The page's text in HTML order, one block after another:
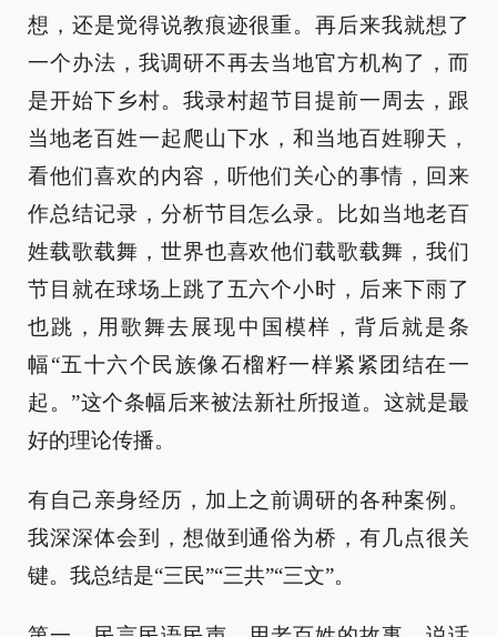
想，还是觉得说教痕迹很重。再后来我就想了
一个办法，我调研不再去当地官方机构了，而
是开始下乡村。我录村超节目提前一周去，跟
当地老百姓一起爬山下水，和当地百姓聊天，
看他们喜欢的内容，听他们关心的事情，回来
作总结记录，分析节目怎么录。比如当地老百
姓载歌载舞，世界也喜欢他们载歌载舞，我们
节目就在球场上跳了五六个小时，后来下雨了
也跳，用歌舞去展现中国模样，背后就是条
幅“五十六个民族像石榴籽一样紧紧团结在一
起。”这个条幅后来被法新社所报道。这就是最
好的理论传播。
有自己亲身经历，加上之前调研的各种案例。
我深深体会到，想做到通俗为桥，有几点很关
键。我总结是“三民”“三共”“三文”。